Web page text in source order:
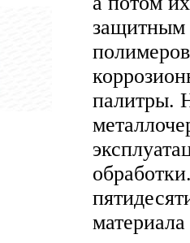
защитным
палитры.